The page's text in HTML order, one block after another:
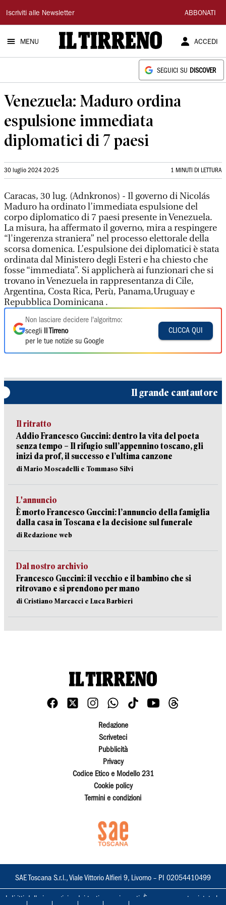
Il
Tirreno
Iscriviti alle Newsletter ABBONATI
MENU ACCEDI
SEGUICI SU DISCOVER
Venezuela: Maduro ordina
espulsione immediata
diplomatici di 7 paesi
30 luglio 2024 20:25 1 MINUTI DI LETTURA
Caracas, 30 lug. (Adnkronos) - Il governo di Nicolás
Maduro ha ordinato l’immediata espulsione del
corpo diplomatico di 7 paesi presente in Venezuela.
La misura, ha affermato il governo, mira a respingere
“l'ingerenza straniera” nel processo elettorale della
scorsa domenica. L’espulsione dei diplomatici è stata
ordinata dal Ministero degli Esteri e ha chiesto che
fosse “immediata”. Si applicherà ai funzionari che si
trovano in Venezuela in rappresentanza di Cile,
Argentina, Costa Rica, Perù, Panama,Uruguay e
Repubblica Dominicana .
Non lasciare decidere l'algoritmo:
scegli
Il Tirreno
per le tue notizie su Google
CLICCA QUI
Il grande cantautore
Il ritratto
Addio Francesco Guccini: dentro la vita del poeta
senza tempo – Il rifugio sull’appennino toscano, gli
inizi da prof, il successo e l’ultima canzone
di Mario Moscadelli e Tommaso Silvi
L'annuncio
È morto Francesco Guccini: l’annuncio della famiglia
dalla casa in Toscana e la decisione sul funerale
di Redazione web
Dal nostro archivio
Francesco Guccini: il vecchio e il bambino che si
ritrovano e si prendono per mano
di Cristiano Marcacci e Luca Barbieri
Redazione
Scriveteci
Pubblicità
Privacy
Codice Etico e Modello 231
Cookie policy
Termini e condizioni
SAE Toscana S.r.l., Viale Vittorio Alfieri 9, Livorno – PI 02054410499
I diritti delle immagini e dei testi sono riservati. È espressamente vietata la